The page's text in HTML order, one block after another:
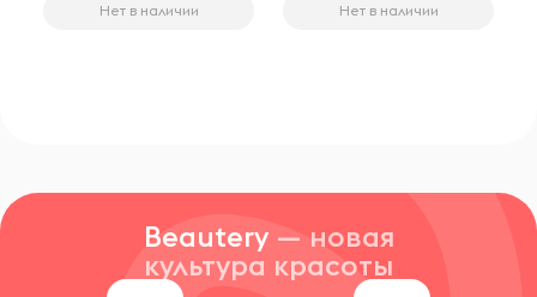
Нет в наличии Нет в наличии
Beautery — новая
культура красоты